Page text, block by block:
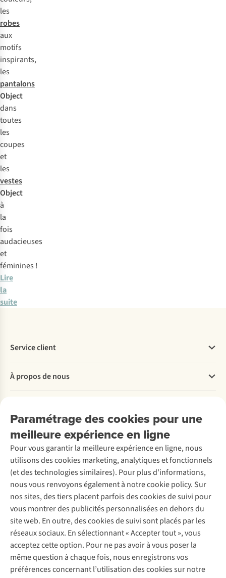
les
robes
aux
motifs
inspirants,
les
pantalons
Object
dans
toutes
les
coupes
et
les
vestes
Object
à
la
fois
audacieuses
et
féminines !
Lire
la
suite
Paramétrage des cookies pour une
meilleure expérience en ligne
Pour vous garantir la meilleure expérience en ligne, nous
utilisons des cookies marketing, analytiques et fonctionnels
(et des technologies similaires). Pour plus d'informations,
nous vous renvoyons également à notre cookie policy. Sur
nos sites, des tiers placent parfois des cookies de suivi pour
vous montrer des publicités personnalisées en dehors du
site web. En outre, des cookies de suivi sont placés par les
réseaux sociaux. En sélectionnant « Accepter tout », vous
acceptez cette option. Pour ne pas avoir à vous poser la
même question à chaque fois, nous enregistrons vos
préférences concernant l’utilisation des cookies sur notre
Service client
Commander
Payer
Retourner
Rétractation d'une commande
Entretien & réparations
Garantie
Contactez-nous
À propos de nous
Entreprise responsable
À propos d’Ayacucho
Nos magasins
À propos d’A.S.Adventure
Déclaration d'accessibilité
Location / Location sports d’hiver
Seconde-main
Entretien de ski
Service de lavage
Entretien de chaussures
Réparation de chaussures
Réparation de vêtements
Retouches
Pour les entreprises
Découvrez
A.S.Magazine
Explore Camp
Gear Check
Expertise & conseils
Abonnez-vous à la newsletter
Suivez-nous